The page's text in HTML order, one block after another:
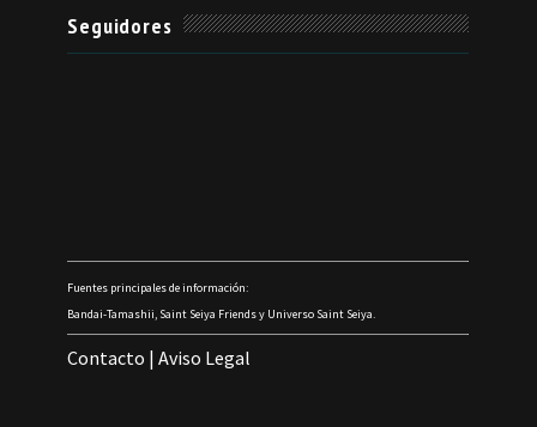
Seguidores
Fuentes principales de información:
Bandai-Tamashii, Saint Seiya Friends y Universo Saint Seiya.
Contacto |Aviso Legal